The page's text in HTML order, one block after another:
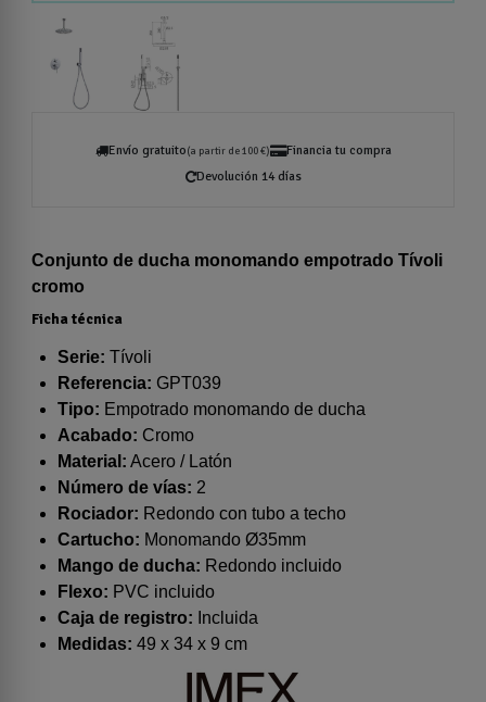
Envío gratuito(a partir de 100 €)
Financia tu compra
Devolución 14 días
Conjunto de ducha monomando empotrado Tívoli
cromo
Ficha técnica
Serie: Tívoli
Referencia: GPT039
Tipo: Empotrado monomando de ducha
Acabado: Cromo
Material: Acero / Latón
Número de vías: 2
Rociador: Redondo con tubo a techo
Cartucho: Monomando Ø35mm
Mango de ducha: Redondo incluido
Flexo: PVC incluido
Caja de registro: Incluida
Medidas: 49 x 34 x 9 cm